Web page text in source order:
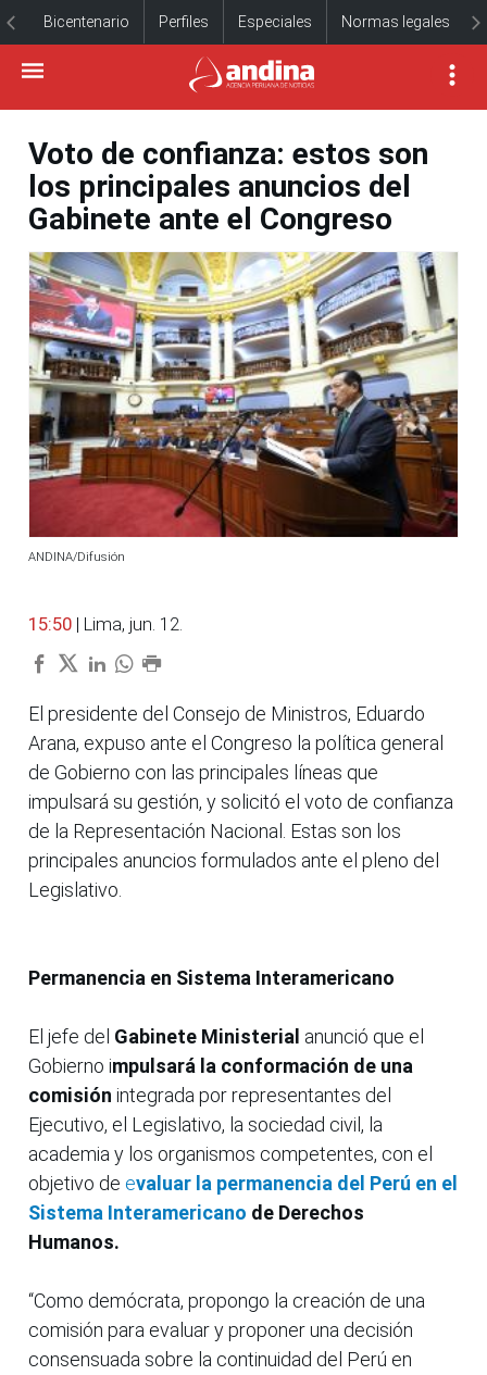
Bicentenario Perfiles Especiales Normas legales
Voto de confianza: estos son
los principales anuncios del
Gabinete ante el Congreso
ANDINA/Difusión
15:50 | Lima, jun. 12.
El presidente del Consejo de Ministros, Eduardo
Arana, expuso ante el Congreso la política general
de Gobierno con las principales líneas que
impulsará su gestión, y solicitó el voto de confianza
de la Representación Nacional. Estas son los
principales anuncios formulados ante el pleno del
Legislativo.
Permanencia en Sistema Interamericano
El jefe del Gabinete Ministerial anunció que el
Gobierno impulsará la conformación de una
comisión integrada por representantes del
Ejecutivo, el Legislativo, la sociedad civil, la
academia y los organismos competentes, con el
objetivo de evaluar la permanencia del Perú en el
Sistema Interamericano de Derechos
Humanos.
“Como demócrata, propongo la creación de una
comisión para evaluar y proponer una decisión
consensuada sobre la continuidad del Perú en